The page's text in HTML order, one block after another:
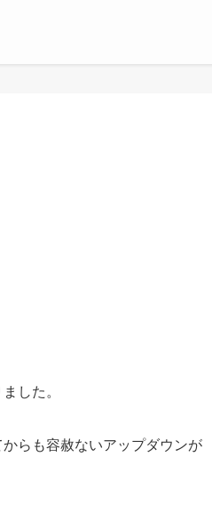
した。
らも容赦ないアップダウンが